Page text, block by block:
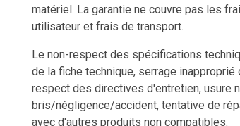
matériel. La garantie ne couvre pas les
utilisateur et frais de transport.
Le non-respect des spécifications
de la fiche technique, serrage
respect des directives d'entretien, usure
bris/négligence/accident, tentative de
avec d'autres produits non compatibles.